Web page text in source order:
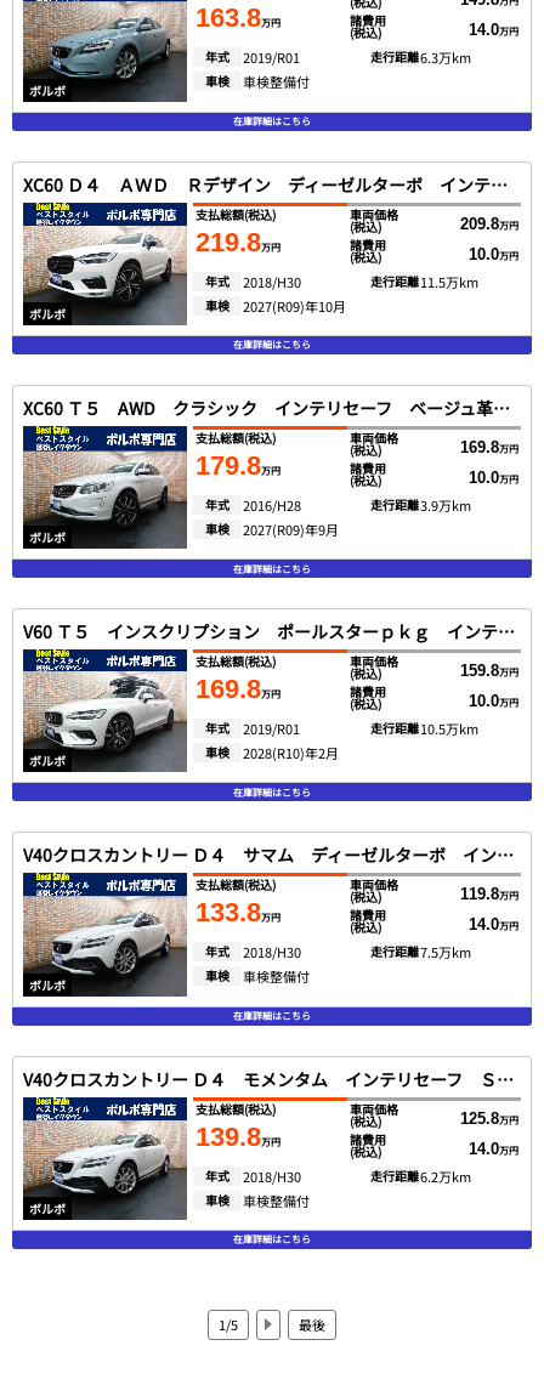
ボルボ
163.8万円 諸費用
(税込) 14.0万円
年式 2019/R01 走行距離6.3万km
車検 車検整備付
在庫詳細はこちら
XC60 Ｄ４ ＡＷＤ Ｒデザイン ディーゼルターボ インテリセーフ アルカンターラ革 ＳＥＮＳＵＳ ＤＴＶ 全方位カメラ スマートキー ＤＳＲＣ ＬＥＤへッド Ｐアシスト ２０１９モデル
ボルボ
支払総額(税込)
219.8万円
車両価格
(税込) 209.8万円
諸費用
(税込) 10.0万円
年式 2018/H30 走行距離11.5万km
車検 2027(R09)年10月
在庫詳細はこちら
XC60 Ｔ５ AWD クラシック インテリセーフ ベージュ革 サンルーフ ＳＥＮＳＵＳ サイド＆バックカメラ スマートキー ＤＳＲＣ キセノン アイシン製８速オートマ ２０１７最終モデル
ボルボ
支払総額(税込)
179.8万円
車両価格
(税込) 169.8万円
諸費用
(税込) 10.0万円
年式 2016/H28 走行距離3.9万km
車検 2027(R09)年9月
在庫詳細はこちら
V60 Ｔ５ インスクリプション ポールスターｐｋｇ インテリセーフ ブロンド革 ＳＥＮＳＵＳ ＤＴＶ 全方位カメラ スマートキー ＤＳＲＣ ＬＥＤヘッド Ｐアシスト １オナ ２０１９モデル
ボルボ
支払総額(税込)
169.8万円
車両価格
(税込) 159.8万円
諸費用
(税込) 10.0万円
年式 2019/R01 走行距離10.5万km
車検 2028(R10)年2月
在庫詳細はこちら
V40クロスカントリー Ｄ４ サマム ディーゼルターボ インテリセーフ 黒革 ＳＥＮＳＵＳ バックカメラ スマートキー ＤＳＲＣ ＬＥＤヘッド ｈａｒｍａｎｋａｒｄｏｎ １オナ ２０１８モデル
ボルボ
支払総額(税込)
133.8万円
車両価格
(税込) 119.8万円
諸費用
(税込) 14.0万円
年式 2018/H30 走行距離7.5万km
車検 車検整備付
在庫詳細はこちら
V40クロスカントリー Ｄ４ モメンタム インテリセーフ ＳＥＮＳＵＳ ＤＴＶ バックカメラ スマートキー ＤＳＲＣ ＬＥＤヘッド １オナ ２０１８モデル
ボルボ
支払総額(税込)
139.8万円
車両価格
(税込) 125.8万円
諸費用
(税込) 14.0万円
年式 2018/H30 走行距離6.2万km
車検 車検整備付
在庫詳細はこちら
1/5 最後